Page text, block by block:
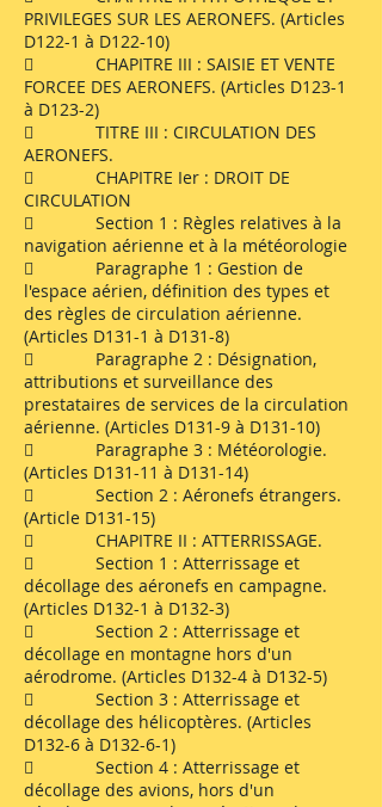
PRIVILEGES SUR LES AERONEFS. (Articles
D122-1 à D122-10)
 CHAPITRE III : SAISIE ET VENTE
FORCEE DES AERONEFS. (Articles D123-1
à D123-2)
 TITRE III : CIRCULATION DES
AERONEFS.
 CHAPITRE Ier : DROIT DE
CIRCULATION
 Section 1 : Règles relatives à la
navigation aérienne et à la météorologie
 Paragraphe 1 : Gestion de
l'espace aérien, définition des types et
des règles de circulation aérienne.
(Articles D131-1 à D131-8)
 Paragraphe 2 : Désignation,
attributions et surveillance des
prestataires de services de la circulation
aérienne. (Articles D131-9 à D131-10)
 Paragraphe 3 : Météorologie.
(Articles D131-11 à D131-14)
 Section 2 : Aéronefs étrangers.
(Article D131-15)
 CHAPITRE II : ATTERRISSAGE.
 Section 1 : Atterrissage et
décollage des aéronefs en campagne.
(Articles D132-1 à D132-3)
 Section 2 : Atterrissage et
décollage en montagne hors d'un
aérodrome. (Articles D132-4 à D132-5)
 Section 3 : Atterrissage et
décollage des hélicoptères. (Articles
D132-6 à D132-6-1)
 Section 4 : Atterrissage et
décollage des avions, hors d'un